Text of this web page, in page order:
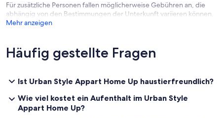
Für zusätzliche Personen fallen möglicherweise Gebühren an, die
abhängig von den Bestimmungen der Unterkunft variieren können.
Mehr anzeigen
Häufig gestellte Fragen
Ist Urban Style Appart Home Up haustierfreundlich?
Wie viel kostet ein Aufenthalt im Urban Style
Appart Home Up?